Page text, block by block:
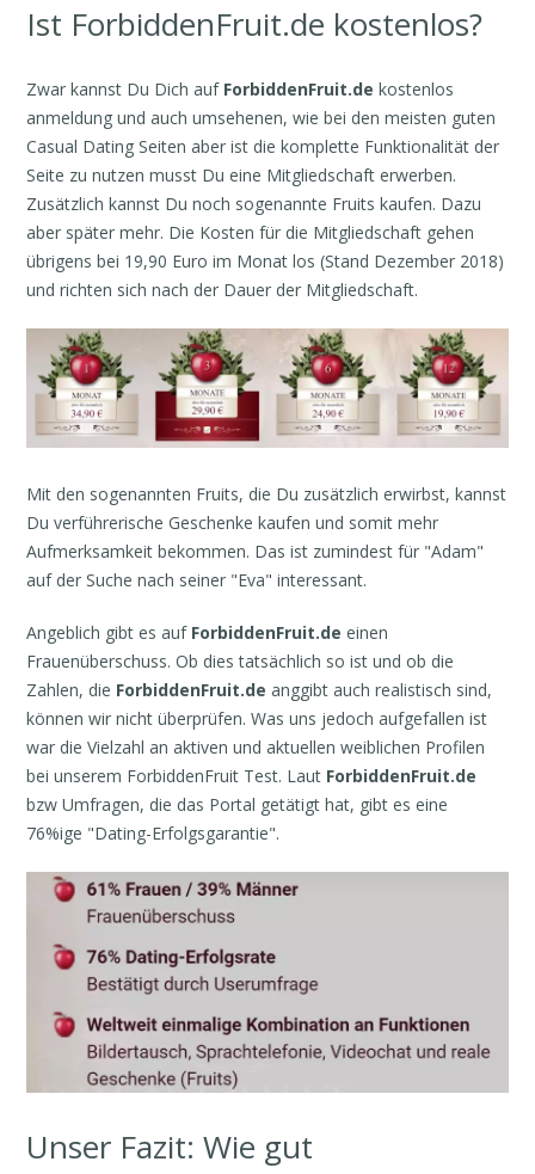
Ist ForbiddenFruit.de kostenlos?
Zwar kannst Du Dich auf ForbiddenFruit.dekostenlos
anmeldung und auch umsehenen, wie bei den meisten guten
Casual Dating Seiten aber ist die komplette Funktionalität der
Seite zu nutzen musst Du eine Mitgliedschaft erwerben.
Zusätzlich kannst Du noch sogenannte Fruits kaufen. Dazu
aber später mehr. Die Kosten für die Mitgliedschaft gehen
übrigens bei 19,90 Euro im Monat los (Stand Dezember 2018)
und richten sich nach der Dauer der Mitgliedschaft.
Mit den sogenannten Fruits, die Du zusätzlich erwirbst, kannst
Du verführerische Geschenke kaufen und somit mehr
Aufmerksamkeit bekommen. Das ist zumindest für "Adam"
auf der Suche nach seiner "Eva" interessant.
Angeblich gibt es auf ForbiddenFruit.deeinen
Frauenüberschuss. Ob dies tatsächlich so ist und ob die
Zahlen, die ForbiddenFruit.deanggibt auch realistisch sind,
können wir nicht überprüfen. Was uns jedoch aufgefallen ist
war die Vielzahl an aktiven und aktuellen weiblichen Profilen
bei unserem ForbiddenFruit Test. Laut ForbiddenFruit.de
bzw Umfragen, die das Portal getätigt hat, gibt es eine
76%ige "Dating-Erfolgsgarantie".
Unser Fazit: Wie gut